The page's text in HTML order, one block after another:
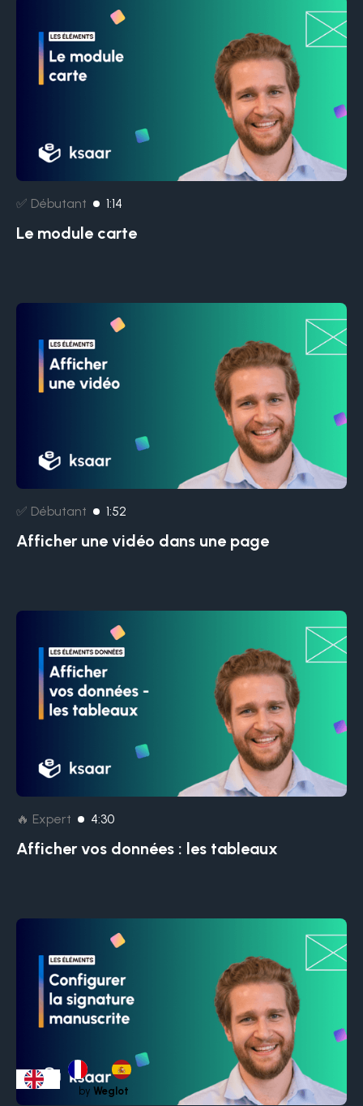
✅ Débutant 1:14
Le module carte
✅ Débutant 1:52
Afficher une vidéo dans une page
🔥 Expert 4:30
Afficher vos données : les tableaux
by Weglot